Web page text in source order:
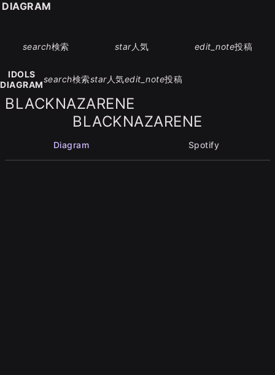
search検索 star人気 edit_note投稿
IDOLS
DIAGRAM
search検索star人気edit_note投稿
BLACKNAZARENE
BLACKNAZARENE
Diagram Spotify